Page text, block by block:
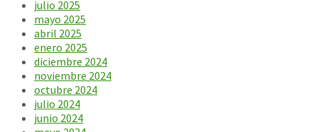
julio 2025
mayo 2025
abril 2025
enero 2025
diciembre 2024
noviembre 2024
octubre 2024
julio 2024
junio 2024